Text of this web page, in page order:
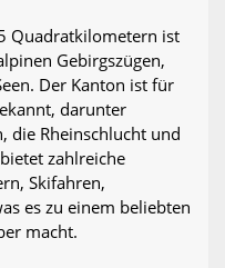
Quadratkilometern ist
Gebirgszügen,
Der Kanton ist für
darunter
die Rheinschlucht und
zahlreiche
Skifahren,
es zu einem beliebten
macht.